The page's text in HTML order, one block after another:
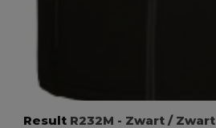
Result R232M - Zwart / Zwart